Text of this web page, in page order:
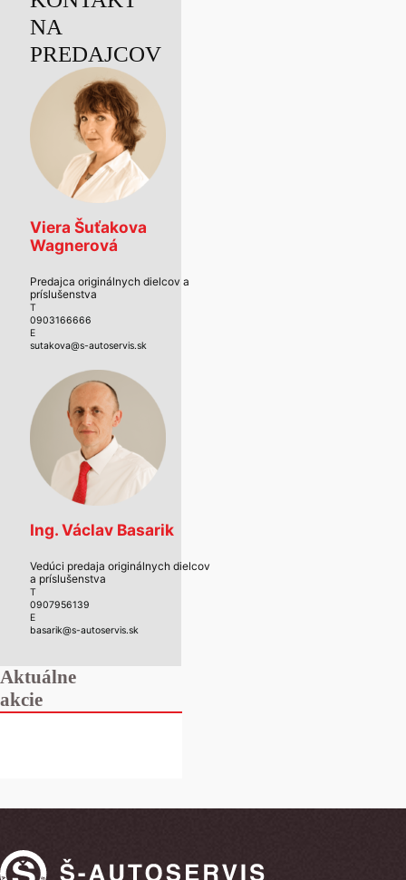
NA
PREDAJCOV
Viera Šuťakova
Wagnerová
Predajca originálnych dielcov a
príslušenstva
T
0903166666
E
sutakova@s-autoservis.sk
Ing. Václav Basarik
Vedúci predaja originálnych dielcov
a príslušenstva
T
0907956139
E
basarik@s-autoservis.sk
Aktuálne
akcie